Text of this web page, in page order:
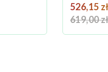
Cena podstawowaCena
526,15 zł
619,00